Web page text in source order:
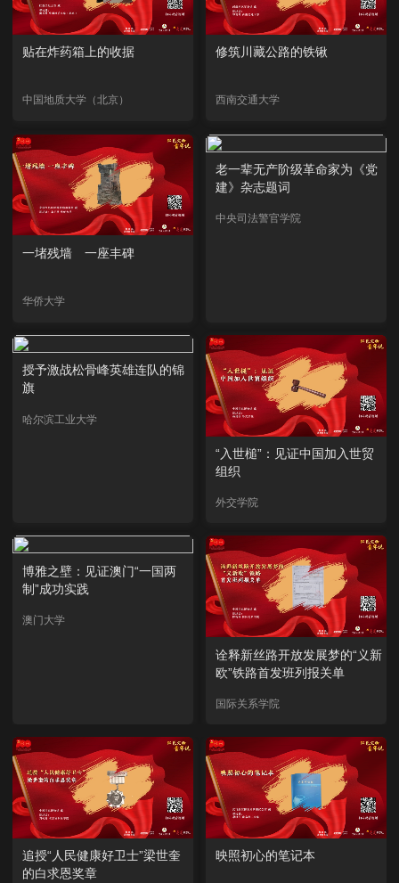
贴在炸药箱上的收据
中国地质大学（北京）
修筑川藏公路的铁锹
西南交通大学
一堵残墙 一座丰碑
华侨大学
老一辈无产阶级革命家为《党
建》杂志题词
中央司法警官学院
授予激战松骨峰英雄连队的锦
旗
哈尔滨工业大学
“入世槌”：见证中国加入世贸
组织
外交学院
博雅之壁：见证澳门“一国两
制”成功实践
澳门大学
诠释新丝路开放发展梦的“义新
欧”铁路首发班列报关单
国际关系学院
追授“人民健康好卫士”梁世奎
的白求恩奖章
映照初心的笔记本